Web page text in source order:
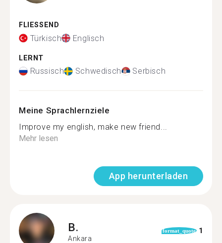
FLIESSEND
Türkisch Englisch
LERNT
Russisch Schwedisch Serbisch
Meine Sprachlernziele
Improve my english, make new friend...
Mehr lesen
App herunterladen
B.
Ankara
format_quote 1